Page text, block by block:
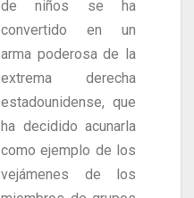
de niños se ha
convertido en un
arma poderosa de la
extrema derecha
estadounidense, que
ha decidido acunarla
como ejemplo de los
vejámenes de los